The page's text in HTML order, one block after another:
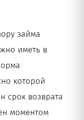
займа
иметь в
которой
срок возврата
моментом